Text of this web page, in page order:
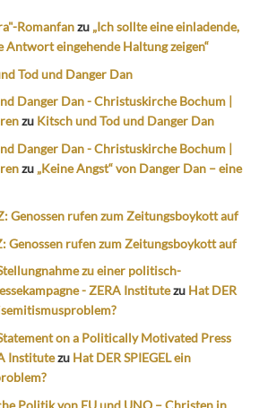
Romanfanzu „Ich sollte eine einladende,
Antwort eingehende Haltung zeigen“
Tod und Danger Dan
Danger Dan - Christuskirche Bochum |
zu Kitsch und Tod und Danger Dan
Danger Dan - Christuskirche Bochum |
zu „Keine Angst“ von Danger Dan – eine
Genossen rufen zum Zeitungsboykott auf
Genossen rufen zum Zeitungsboykott auf
zu einer politisch-
- ZERA Institutezu Hat DER
on a Politically Motivated Press
Institutezu Hat DER SPIEGEL ein
Politik von EU und UNO – Christen in